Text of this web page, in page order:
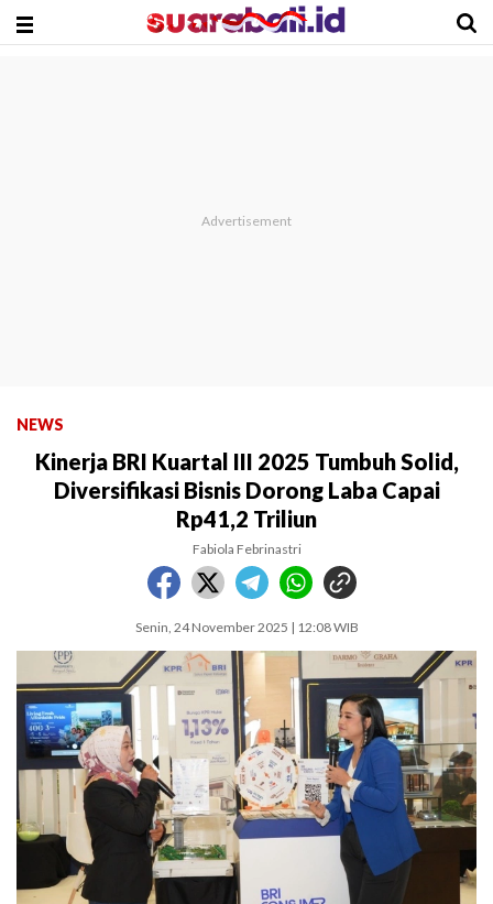
NEWS
Kinerja BRI Kuartal III 2025 Tumbuh Solid,
Diversifikasi Bisnis Dorong Laba Capai
Rp41,2 Triliun
Fabiola Febrinastri
Senin, 24 November 2025 | 12:08 WIB